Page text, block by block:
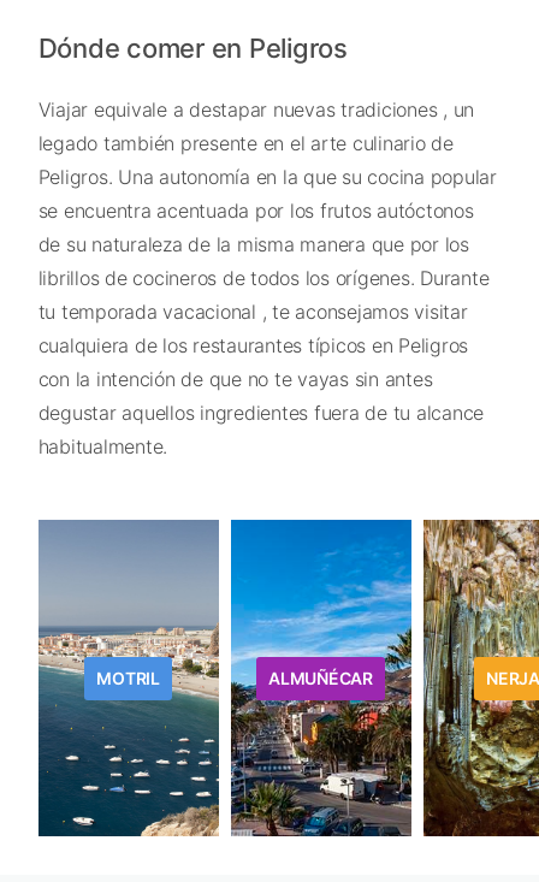
Dónde comer en Peligros
Viajar equivale a destapar nuevas tradiciones , un
legado también presente en el arte culinario de
Peligros. Una autonomía en la que su cocina popular
se encuentra acentuada por los frutos autóctonos
de su naturaleza de la misma manera que por los
librillos de cocineros de todos los orígenes. Durante
tu temporada vacacional , te aconsejamos visitar
cualquiera de los restaurantes típicos en Peligros
con la intención de que no te vayas sin antes
degustar aquellos ingredientes fuera de tu alcance
habitualmente.
MOTRIL ALMUÑÉCAR NERJA